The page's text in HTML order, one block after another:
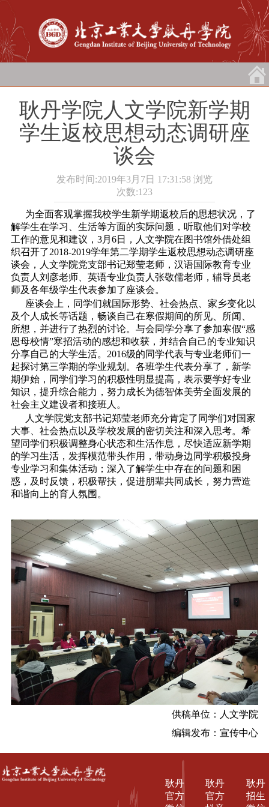
耿丹学院人文学院新学期
学生返校思想动态调研座
谈会
发布时间:2019年3月7日 17:31:58 浏览
次数:123
为全面客观掌握我校学生新学期返校后的思想状况，了
解学生在学习、生活等方面的实际问题，听取他们对学校
工作的意见和建议，3月6日，人文学院在图书馆外借处组
织召开了2018-2019学年第二学期学生返校思想动态调研座
谈会，人文学院党支部书记郑莹老师，汉语国际教育专业
负责人刘彦老师、英语专业负责人张敬儒老师，辅导员老
师及各年级学生代表参加了座谈会。
座谈会上，同学们就国际形势、社会热点、家乡变化以
及个人成长等话题，畅谈自己在寒假期间的所见、所闻、
所想，并进行了热烈的讨论。与会同学分享了参加寒假“感
恩母校情”寒招活动的感想和收获，并结合自己的专业知识
分享自己的大学生活。2016级的同学代表与专业老师们一
起探讨第三学期的学业规划。各班学生代表分享了，新学
期伊始，同学们学习的积极性明显提高，表示要学好专业
知识，提升综合能力，努力成长为德智体美劳全面发展的
社会主义建设者和接班人。
人文学院党支部书记郑莹老师充分肯定了同学们对国家
大事、社会热点以及学校发展的密切关注和深入思考。希
望同学们积极调整身心状态和生活作息，尽快适应新学期
的学习生活，发挥模范带头作用，带动身边同学积极投身
专业学习和集体活动；深入了解学生中存在的问题和困
惑，及时反馈，积极帮扶，促进朋辈共同成长，努力营造
和谐向上的育人氛围。
供稿单位：人文学院
编辑发布：宣传中心
耿丹
招生
耿丹
官方
耿丹
官方